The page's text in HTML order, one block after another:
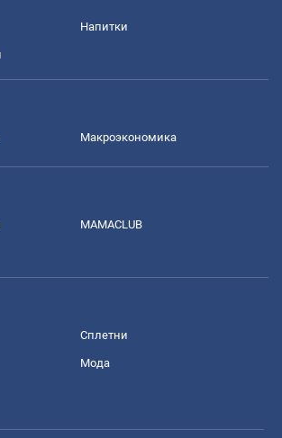
Напитки
Mакроэкономика
MAMACLUB
Сплетни
Мода